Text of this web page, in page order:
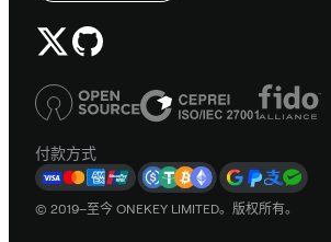
付款方式
© 2019–至今 ONEKEY LIMITED。版权所有。